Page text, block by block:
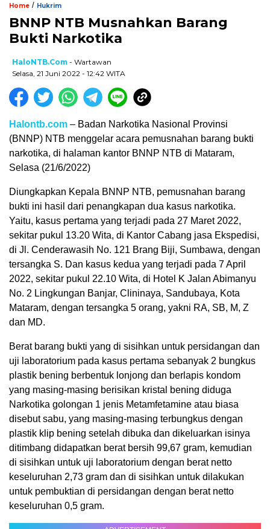
Home / Hukrim
BNNP NTB Musnahkan Barang
Bukti Narkotika
HaloNTB.com - Wartawan
Selasa, 21 Juni 2022 - 12:42 WITA
Halontb.com – Badan Narkotika Nasional Provinsi
(BNNP) NTB menggelar acara pemusnahan barang bukti
narkotika, di halaman kantor BNNP NTB di Mataram,
Selasa (21/6/2022)
Diungkapkan Kepala BNNP NTB, pemusnahan barang
bukti ini hasil dari penangkapan dua kasus narkotika.
Yaitu, kasus pertama yang terjadi pada 27 Maret 2022,
sekitar pukul 13.20 Wita, di Kantor Cabang jasa Ekspedisi,
di Jl. Cenderawasih No. 121 Brang Biji, Sumbawa, dengan
tersangka S. Dan kasus kedua yang terjadi pada 7 April
2022, sekitar pukul 22.10 Wita, di Hotel K Jalan Abimanyu
No. 2 Lingkungan Banjar, Clininaya, Sandubaya, Kota
Mataram, dengan tersangka 5 orang, yakni RA, SB, M, Z
dan MD.
Berat barang bukti yang di sisihkan untuk persidangan dan
uji laboratorium pada kasus pertama sebanyak 2 bungkus
plastik bening berbentuk lonjong dan berlapis kondom
yang masing-masing berisikan kristal bening diduga
Narkotika golongan 1 jenis Metamfetamine atau biasa
disebut sabu, yang masing-masing terbungkus dengan
plastik klip bening setelah dibuka dan dikeluarkan isinya
ditimbang didapatkan berat bersih 99,67 gram, kemudian
di sisihkan untuk uji laboratorium dengan berat netto
keseluruhan 2,73 gram dan di sisihkan untuk dilakukan
untuk pembuktian di persidangan dengan berat netto
keseluruhan 0,5 gram.